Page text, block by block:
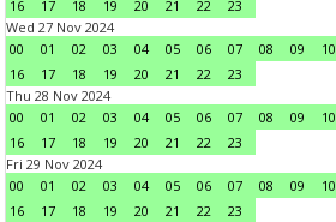
16
17 18 19 20 21 22
23
Wed 27 Nov 2024
00
01 02 03 04 05 06 07 08 09 10
16
17 18 19 20 21 22
23
Thu 28 Nov 2024
00
01 02 03 04 05 06 07 08 09 10
16
17 18 19 20 21 22
23
Fri 29 Nov 2024
00
01 02 03 04 05 06 07 08 09 10
16
17 18 19 20 21 22
23